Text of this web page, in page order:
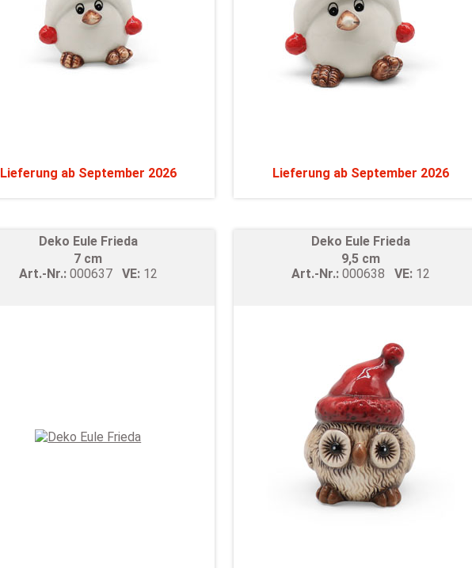
Lieferung ab September 2026 Lieferung ab September 2026
Deko Eule Frieda
7 cm
Art.-Nr.: 000637 VE: 12
Deko Eule Frieda
9,5 cm
Art.-Nr.: 000638 VE: 12